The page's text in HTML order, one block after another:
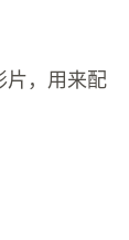
片，用来配